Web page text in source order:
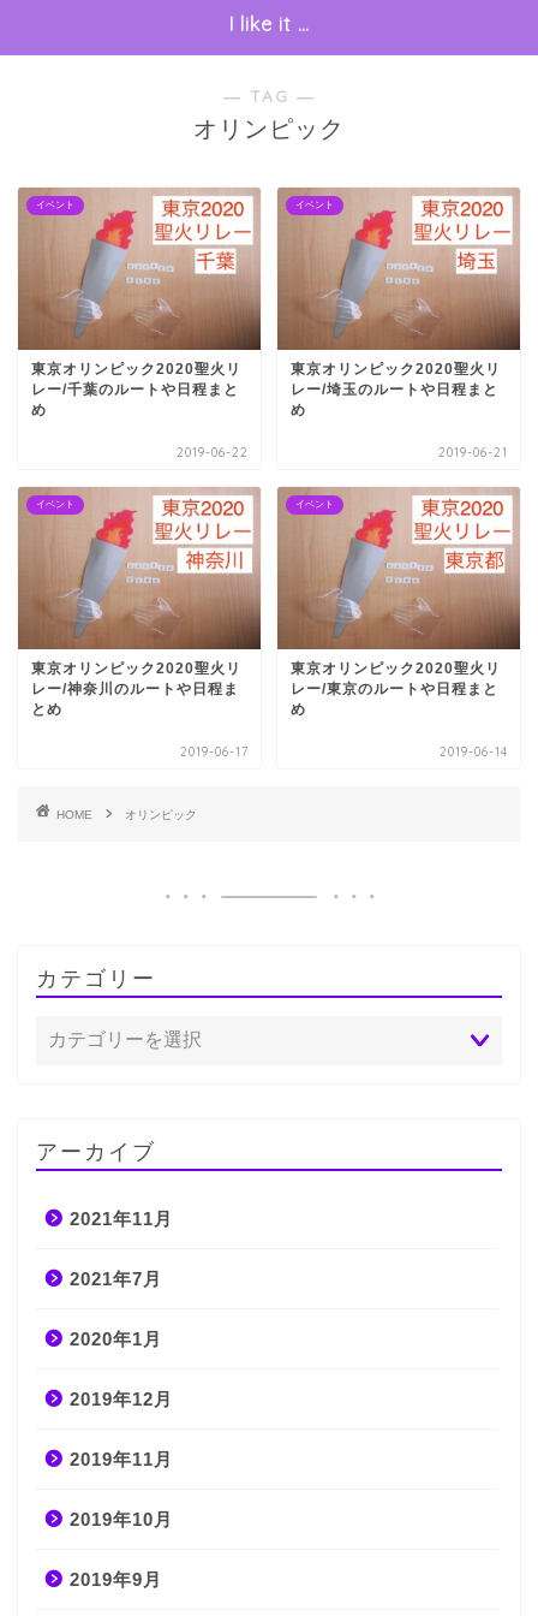
I like it …
― TAG ―
オリンピック
イベント
東京オリンピック2020聖火リ
レー/千葉のルートや日程まと
め
2019-06-22
イベント
東京オリンピック2020聖火リ
レー/埼玉のルートや日程まと
め
2019-06-21
イベント
東京オリンピック2020聖火リ
レー/神奈川のルートや日程ま
とめ
2019-06-17
イベント
東京オリンピック2020聖火リ
レー/東京のルートや日程まと
め
2019-06-14
HOME オリンピック
カテゴリー
アーカイブ
2021年11月
2021年7月
2020年1月
2019年12月
2019年11月
2019年10月
2019年9月